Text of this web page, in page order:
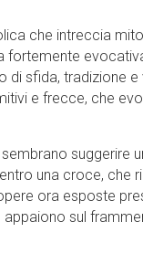
che intreccia
sfida, tradizione
e frecce, che
suggerire
una croce, che
ora esposte
sul